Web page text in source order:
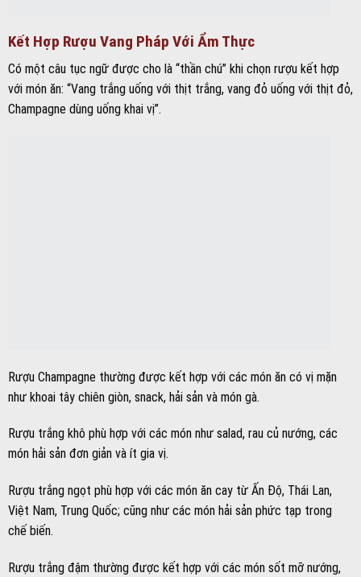
Kết Hợp Rượu Vang Pháp Với Ẩm Thực
Có một câu tục ngữ được cho là “thần chú” khi chọn rượu kết hợp
với món ăn: “Vang trắng uống với thịt trắng, vang đỏ uống với thịt đỏ,
Champagne dùng uống khai vị”.
Rượu Champagne thường được kết hợp với các món ăn có vị mặn
như khoai tây chiên giòn, snack, hải sản và món gà.
Rượu trắng khô phù hợp với các món như salad, rau củ nướng, các
món hải sản đơn giản và ít gia vị.
Rượu trắng ngọt phù hợp với các món ăn cay từ Ấn Độ, Thái Lan,
Việt Nam, Trung Quốc; cũng như các món hải sản phức tạp trong
chế biến.
Rượu trắng đậm thường được kết hợp với các món sốt mỡ nướng,